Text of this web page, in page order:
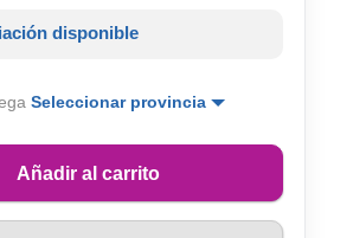
disponible
Seleccionar provincia
Añadir al carrito